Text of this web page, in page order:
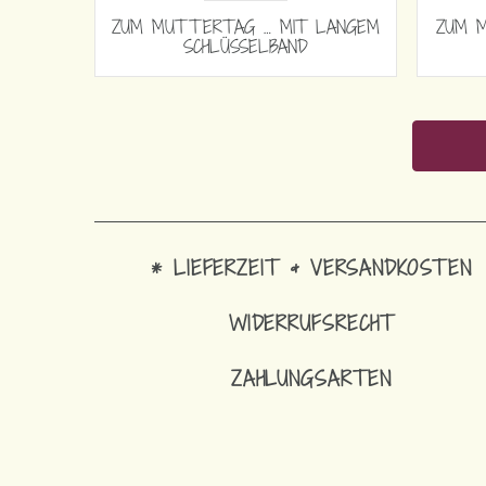
… MIT LANGEM ZUM MUTTERTAG … MIT KURZEM
SCHLÜSSELBAND
* LIEFERZEIT & VERSANDKOSTEN
WIDERRUFSRECHT
ZAHLUNGSARTEN